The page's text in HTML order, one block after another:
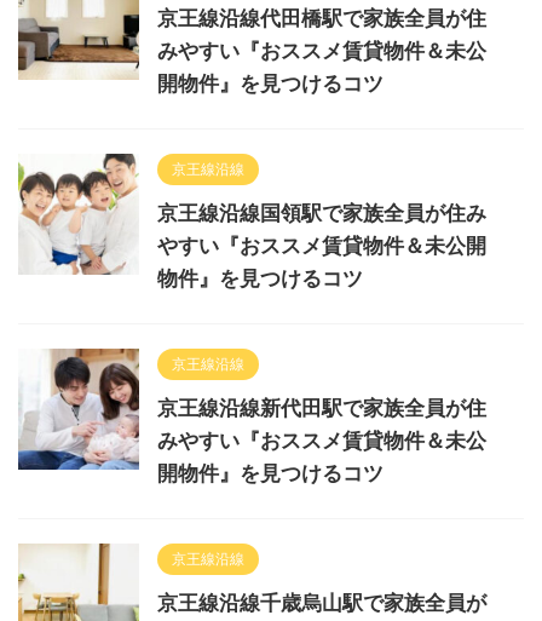
京王線沿線代田橋駅で家族全員が住
みやすい『おススメ賃貸物件＆未公
開物件』を見つけるコツ
京王線沿線
京王線沿線国領駅で家族全員が住み
やすい『おススメ賃貸物件＆未公開
物件』を見つけるコツ
京王線沿線
京王線沿線新代田駅で家族全員が住
みやすい『おススメ賃貸物件＆未公
開物件』を見つけるコツ
京王線沿線
京王線沿線千歳烏山駅で家族全員が